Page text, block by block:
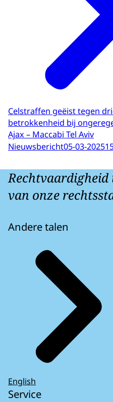
Celstraffen geëist tegen
betrokkenheid bij
Ajax – Maccabi Tel Aviv
Nieuwsbericht05-03-2025
Rechtvaardigheid
van onze
Andere talen
English
Service